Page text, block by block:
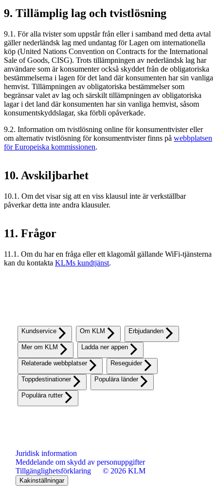
9. Tillämplig lag och tvistlösning
9.1. För alla tvister som uppstår från eller i samband med detta avtal
gäller nederländsk lag med undantag för Lagen om internationella
köp (United Nations Convention on Contracts for the International
Sale of Goods, CISG). Trots tillämpningen av nederländsk lag har
användare som är konsumenter också skyddet från de obligatoriska
bestämmelserna i lagen för det land där konsumenten har sin vanliga
hemvist. Tillämpningen av obligatoriska bestämmelser som
begränsar valet av lag och särskilt tillämpningen av obligatoriska
lagar i det land där konsumenten har sin vanliga hemvist, såsom
konsumentskyddslagar, ska förbli opåverkade.
9.2. Information om tvistlösning online för konsumenttvister eller
om alternativ tvistlösning för konsumenttvister finns på webbplatsen
för Europeiska kommissionen.
10. Avskiljbarhet
10.1. Om det visar sig att en viss klausul inte är verkställbar
påverkar detta inte andra klausuler.
11. Frågor
11.1. Om du har en fråga eller ett klagomål gällande WiFi-tjänsterna
kan du kontakta KLMs kundtjänst.
Kundservice Om KLM Erbjudanden
Mer om KLM Ladda ner appen
Relaterade webbplatser Reseguider
Toppdestinationer Populära länder
Populära rutter
Juridisk information
Meddelande om skydd av personuppgifter
Tillgänglighetsförklaring
© 2026 KLM
Kakinställningar